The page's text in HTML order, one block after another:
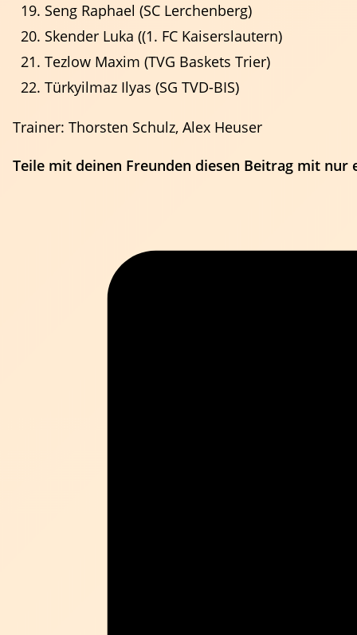
Regeln
Trainer
Events & Termine
Seng Raphael (SC Lerchenberg)
Skender Luka ((1. FC Kaiserslautern)
Tezlow Maxim (TVG Baskets Trier)
Türkyilmaz Ilyas (SG TVD-BIS)
Trainer: Thorsten Schulz, Alex Heuser
Teile mit deinen Freunden diesen Beitrag mit nur